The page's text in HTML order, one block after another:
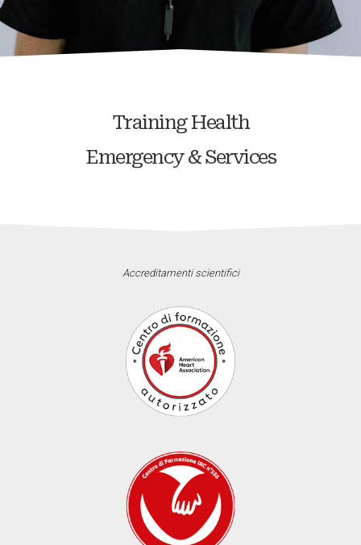
Training Health
Emergency & Services
Accreditamenti scientifici